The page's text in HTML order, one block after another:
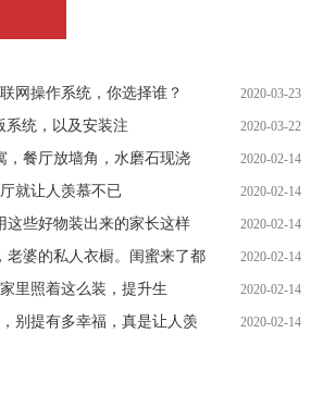
网操作系统，你选择谁？ 2020-03-23
系统，以及安装注 2020-03-22
，餐厅放墙角，水磨石现浇 2020-02-14
就让人羡慕不已 2020-02-14
这些好物装出来的家长这样 2020-02-14
老婆的私人衣橱。闺蜜来了都 2020-02-14
里照着这么装，提升生 2020-02-14
别提有多幸福，真是让人羡 2020-02-14